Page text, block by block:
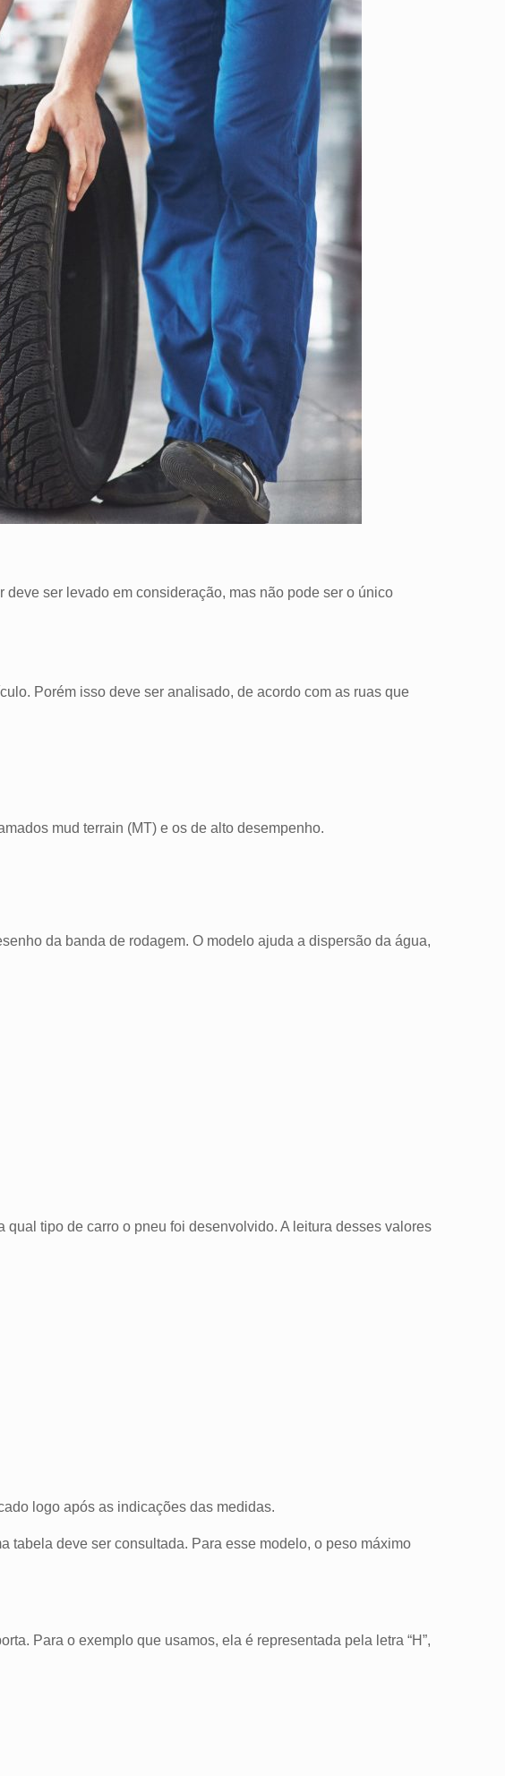
ser levado em consideração, mas não pode ser o único
Porém isso deve ser analisado, de acordo com as ruas que
mud terrain (MT) e os de alto desempenho.
da banda de rodagem. O modelo ajuda a dispersão da água,
tipo de carro o pneu foi desenvolvido. A leitura desses valores
logo após as indicações das medidas.
tabela deve ser consultada. Para esse modelo, o peso máximo
Para o exemplo que usamos, ela é representada pela letra “H”,